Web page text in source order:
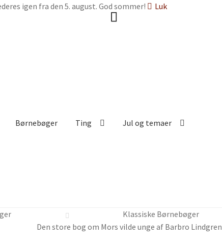
igen fra den 5. august. God sommer! Luk
Børnebøger Ting Jul og temaer
Klassiske Børnebøger
Den store bog om Mors vilde unge af Barbro Lindgren